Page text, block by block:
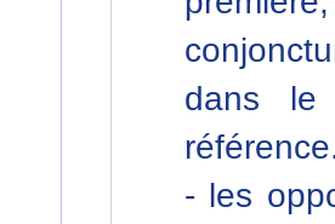
dans le
- les